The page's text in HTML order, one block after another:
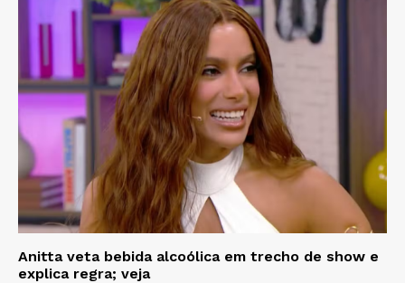
Anitta veta bebida alcoólica em trecho de show e
explica regra; veja